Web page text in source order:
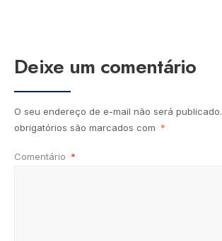
Deixe um comentário
O seu endereço de e-mail não será publicado.
obrigatórios são marcados com *
Comentário *